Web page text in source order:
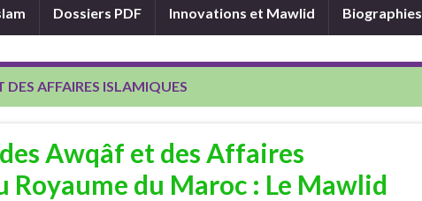
Dossiers PDF Innovations et Mawlid Biographies
AFFAIRES ISLAMIQUES
Awqâf et des Affaires
Royaume du Maroc : Le Mawlid